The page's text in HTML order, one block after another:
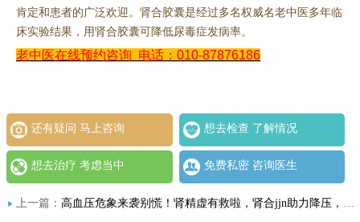
肯定和患者的广泛欢迎。肾合胶囊是经过多名权威名老中医多年临
床实验结果，用肾合胶囊可降低尿毒症发病率。
老中医在线预约咨询 电话：010-87876186
还有疑问 马上咨询 想去检查 了解情况
想去治疗 考虑当中 免费私密 咨询医生
上一篇： 高血压危象来袭别慌！肾精虚有救啦，肾合jjn助力降压，效果太神奇！